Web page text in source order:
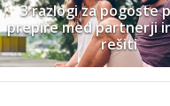
3 razlogi za pogoste
prepire med partnerji
rešiti